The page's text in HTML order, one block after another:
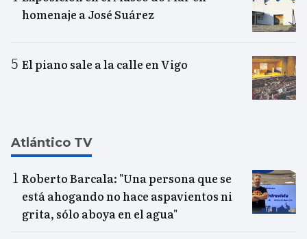
homenaje a José Suárez
El piano sale a la calle en Vigo
Atlántico TV
Roberto Barcala: "Una persona que se
está ahogando no hace aspavientos ni
grita, sólo aboya en el agua"